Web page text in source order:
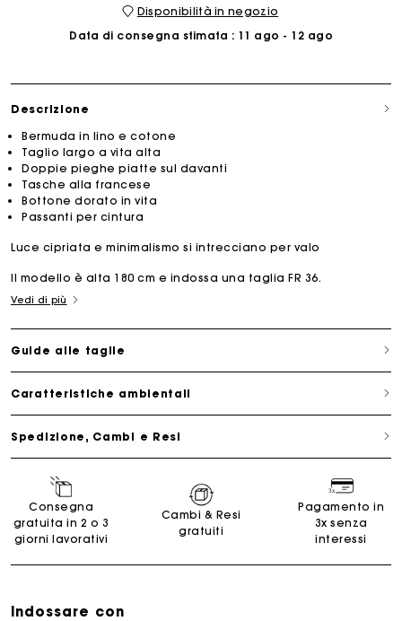
Disponibilità in negozio
Data di consegna stimata : 11 ago - 12 ago
Descrizione
Bermuda in lino e cotone
Taglio largo a vita alta
Doppie pieghe piatte sul davanti
Tasche alla francese
Bottone dorato in vita
Passanti per cintura
Luce cipriata e minimalismo si intrecciano per valo
Il modello è alta 180 cm e indossa una taglia FR 36.
Vedi di più
Guide alle taglie
Caratteristiche ambientali
Spedizione, Cambi e Resi
Consegna
gratuita in 2 o 3
giorni lavorativi
Cambi & Resi
gratuiti
Pagamento in
3x senza
interessi
Indossare con